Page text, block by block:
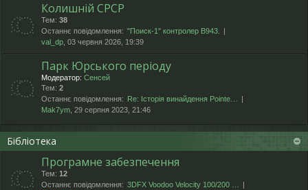
Колишній СРСР
Тем: 38
Останнє повідомлення: "Поиск-1" контролер В943.
val_dp , 03 червня 2026, 19:39
Парк Юрського періоду
Модератор: Сенсей
Тем: 2
Останнє повідомлення:
Re: Історія винайдення Pointe…
Mak7ym , 29 серпня 2023, 21:46
Бібліотека
Програмне забезпечення
Тем: 12
Останнє повідомлення: 3DFX Voodoo Velocity 100/200 …